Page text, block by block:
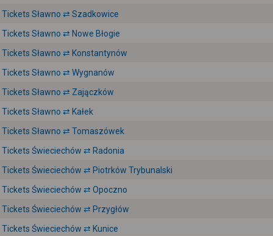
Tickets Sławno ⇄ Szadkowice
Tickets Sławno ⇄ Nowe Błogie
Tickets Sławno ⇄ Konstantynów
Tickets Sławno ⇄ Wygnanów
Tickets Sławno ⇄ Zajączków
Tickets Sławno ⇄ Kałek
Tickets Sławno ⇄ Tomaszówek
Tickets Świeciechów ⇄ Radonia
Tickets Świeciechów ⇄ Piotrków Trybunalski
Tickets Świeciechów ⇄ Opoczno
Tickets Świeciechów ⇄ Przygłów
Tickets Świeciechów ⇄ Kunice